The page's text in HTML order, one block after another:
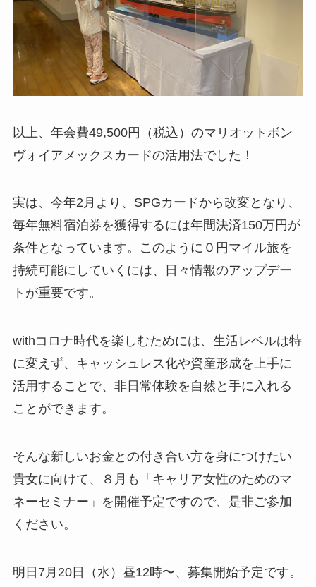
以上、年会費49,500円（税込）のマリオットボン
ヴォイアメックスカードの活用法でした！
実は、今年2月より、SPGカードから改変となり、
毎年無料宿泊券を獲得するには年間決済150万円が
条件となっています。このように０円マイル旅を
持続可能にしていくには、日々情報のアップデー
トが重要です。
withコロナ時代を楽しむためには、生活レベルは特
に変えず、キャッシュレス化や資産形成を上手に
活用することで、非日常体験を自然と手に入れる
ことができます。
そんな新しいお金との付き合い方を身につけたい
貴女に向けて、８月も「キャリア女性のためのマ
ネーセミナー」を開催予定ですので、是非ご参加
ください。
明日7月20日（水）昼12時〜、募集開始予定です。